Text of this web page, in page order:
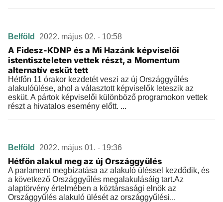
Belföld 2022. május 02. - 10:58
A Fidesz-KDNP és a Mi Hazánk képviselői
istentiszteleten vettek részt, a Momentum
alternatív esküt tett
Hétfőn 11 órakor kezdetét veszi az új Országgyűlés
alakulóülése, ahol a választott képviselők leteszik az
esküt. A pártok képviselői különböző programokon vettek
részt a hivatalos esemény előtt. ...
Belföld 2022. május 01. - 19:36
Hétfőn alakul meg az új Országgyűlés
A parlament megbízatása az alakuló üléssel kezdődik, és
a következő Országgyűlés megalakulásáig tart.Az
alaptörvény értelmében a köztársasági elnök az
Országgyűlés alakuló ülését az országgyűlési...